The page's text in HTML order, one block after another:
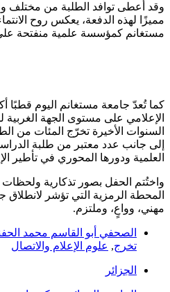
وقد أعطى توافد الطلبة من مختلف
مميزًا لهذه الدفعة، يعكس روح
مستغانم كمؤسسة علمية منفتحة على
كما تُعدّ جامعة مستغانم اليوم قطبًا
الإعلامي على مستوى الجهة
السنوات الأخيرة تخرّج المئات من
إلى جانب عدد معتبر من طلبة
العلمية ودورها المحوري في تأطير
واختُتم الحفل بصور تذكارية
المحطة الرمزية التي تؤشر
مهني، وواعٍ، وملتزم.
الصحفي أبو القاسم محمد
تخرج, علوم الإعلام والاتصال
الجزائر